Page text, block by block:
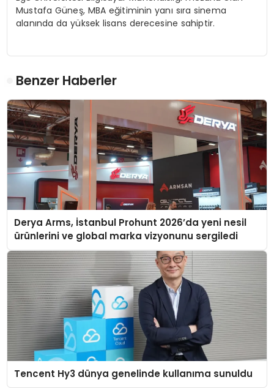
Mustafa Güneş, MBA eğitiminin yanı sıra sinema
alanında da yüksek lisans derecesine sahiptir.
Benzer Haberler
Derya Arms, İstanbul Prohunt 2026’da yeni nesil
ürünlerini ve global marka vizyonunu sergiledi
Tencent Hy3 dünya genelinde kullanıma sunuldu